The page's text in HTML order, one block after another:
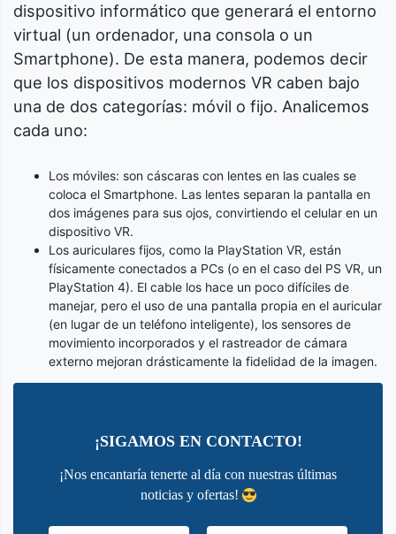
dispositivo informático que generará el entorno
virtual (un ordenador, una consola o un
Smartphone). De esta manera, podemos decir
que los dispositivos modernos VR caben bajo
una de dos categorías: móvil o fijo. Analicemos
cada uno:
Los móviles: son cáscaras con lentes en las cuales se
coloca el Smartphone. Las lentes separan la pantalla en
dos imágenes para sus ojos, convirtiendo el celular en un
dispositivo VR.
Los auriculares fijos, como la PlayStation VR, están
físicamente conectados a PCs (o en el caso del PS VR, un
PlayStation 4). El cable los hace un poco difíciles de
manejar, pero el uso de una pantalla propia en el auricular
(en lugar de un teléfono inteligente), los sensores de
movimiento incorporados y el rastreador de cámara
externo mejoran drásticamente la fidelidad de la imagen.
¡SIGAMOS EN CONTACTO!
¡Nos encantaría tenerte al día con nuestras últimas
noticias y ofertas!